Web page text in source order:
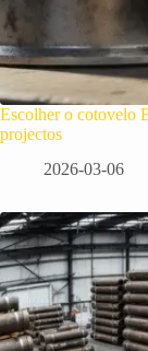
Escolher o cotovelo
projectos
2026-03-06